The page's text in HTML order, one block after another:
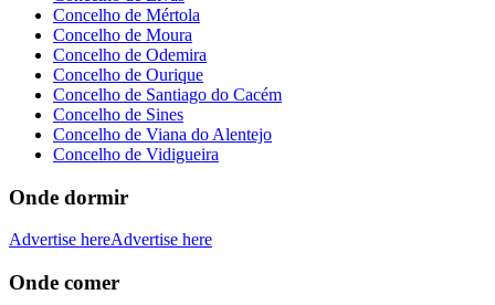
Concelho de Mértola
Concelho de Moura
Concelho de Odemira
Concelho de Ourique
Concelho de Santiago do Cacém
Concelho de Sines
Concelho de Viana do Alentejo
Concelho de Vidigueira
Onde dormir
Advertise hereAdvertise here
Onde comer